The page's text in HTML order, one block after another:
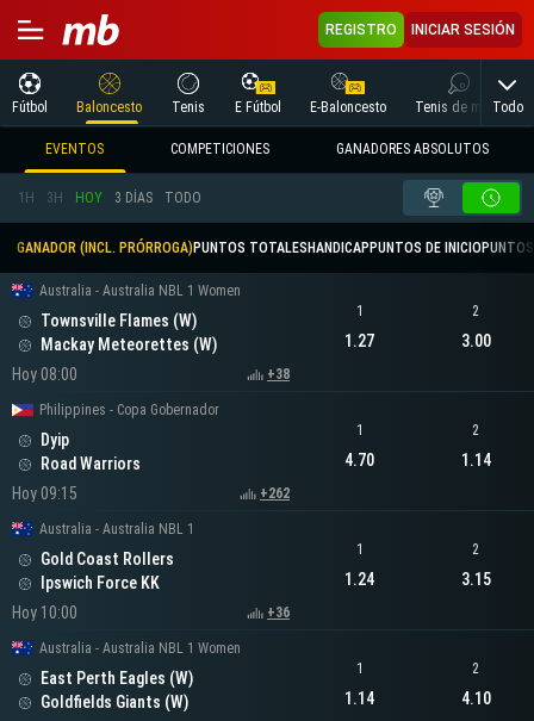
REGISTRO INICIAR SESIÓN
Fútbol Baloncesto Tenis E Fútbol E-Baloncesto Tenis de mesaTodo
EVENTOS COMPETICIONES GANADORES ABSOLUTOS
1H 3H HOY 3 DÍAS TODO
GANADOR (INCL. PRÓRROGA) PUNTOS TOTALES HANDICAP PUNTOS DE INICIO
Australia - Australia NBL 1 Women
Townsville Flames (W)
Mackay Meteorettes (W)
Hoy 08:00
+38
1
1.27
2
3.00
Philippines - Copa Gobernador
Dyip
Road Warriors
Hoy 09:15
+262
1
4.70
2
1.14
Australia - Australia NBL 1
Gold Coast Rollers
Ipswich Force KK
Hoy 10:00
+36
1
1.24
2
3.15
Australia - Australia NBL 1 Women
East Perth Eagles (W)
Goldfields Giants (W)
1
1.14
2
4.10